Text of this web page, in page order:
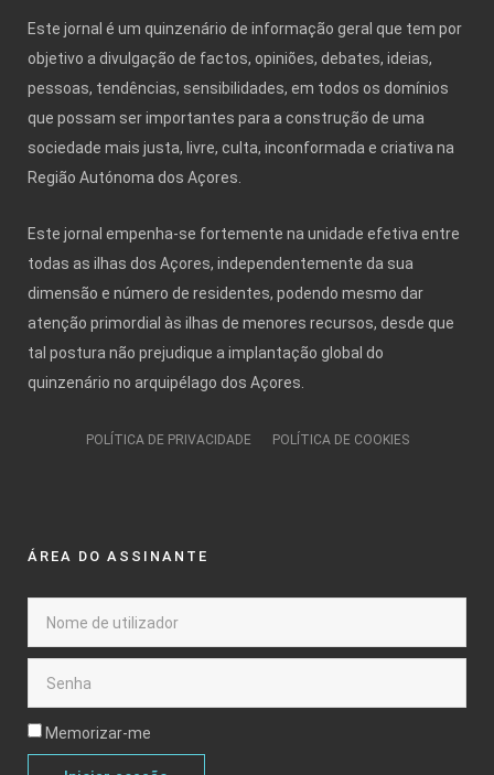
Este jornal é um quinzenário de informação geral que tem por
objetivo a divulgação de factos, opiniões, debates, ideias,
pessoas, tendências, sensibilidades, em todos os domínios
que possam ser importantes para a construção de uma
sociedade mais justa, livre, culta, inconformada e criativa na
Região Autónoma dos Açores.
Este jornal empenha-se fortemente na unidade efetiva entre
todas as ilhas dos Açores, independentemente da sua
dimensão e número de residentes, podendo mesmo dar
atenção primordial às ilhas de menores recursos, desde que
tal postura não prejudique a implantação global do
quinzenário no arquipélago dos Açores.
POLÍTICA DE PRIVACIDADE POLÍTICA DE COOKIES
ÁREA DO ASSINANTE
Memorizar-me